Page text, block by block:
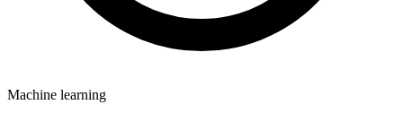
Machine learning